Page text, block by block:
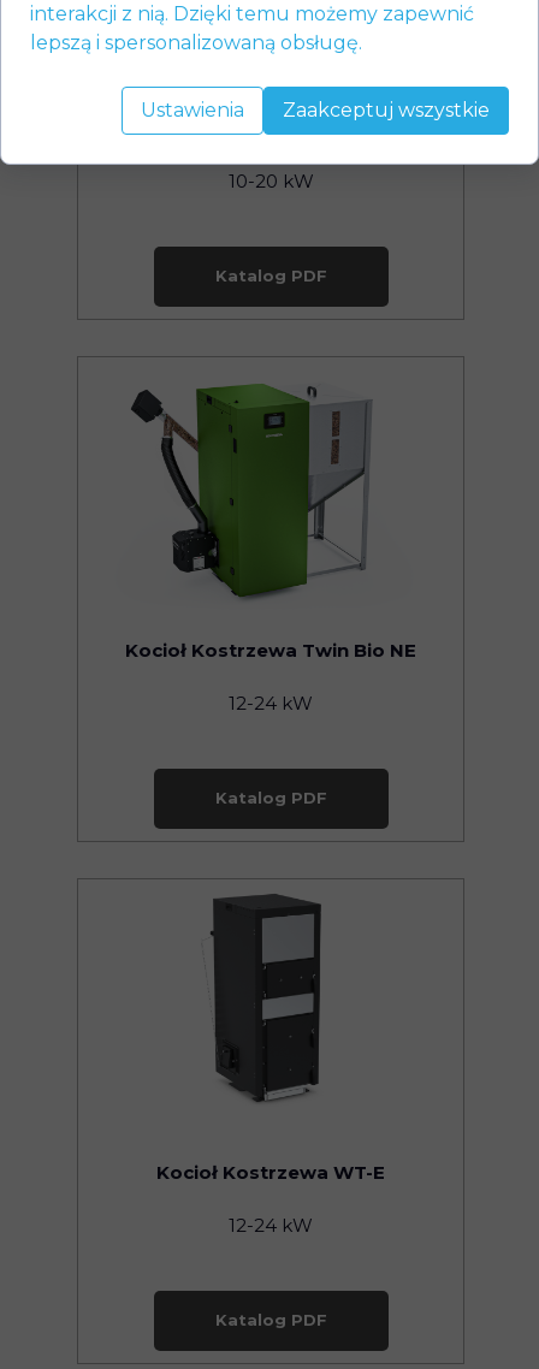
Katalog PDF
Kocioł Kostrzewa WT-E
12-24 kW
Katalog PDF
Kocioł Kostrzewa Mini Bio B NE
10-20 kW
Katalog PDF
Kocioł Kostrzewa Twin Bio NE
12-24 kW
interakcji z nią. Dzięki temu możemy zapewnić
lepszą i spersonalizowaną obsługę.
Ustawienia Zaakceptuj wszystkie